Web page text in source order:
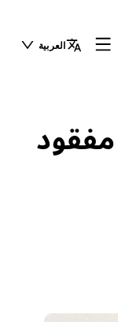
العربية